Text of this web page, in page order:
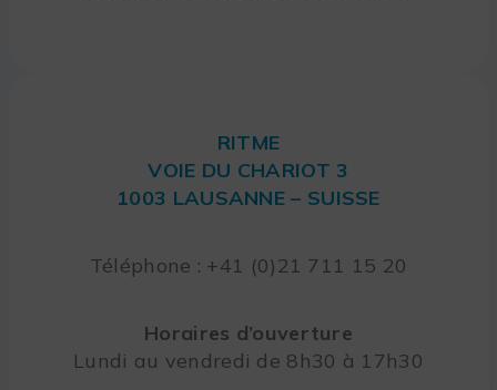
RITME
VOIE DU CHARIOT 3
1003 LAUSANNE – SUISSE
Téléphone : +41 (0)21 711 15 20
Horaires d’ouverture
Lundi au vendredi de 8h30 à 17h30